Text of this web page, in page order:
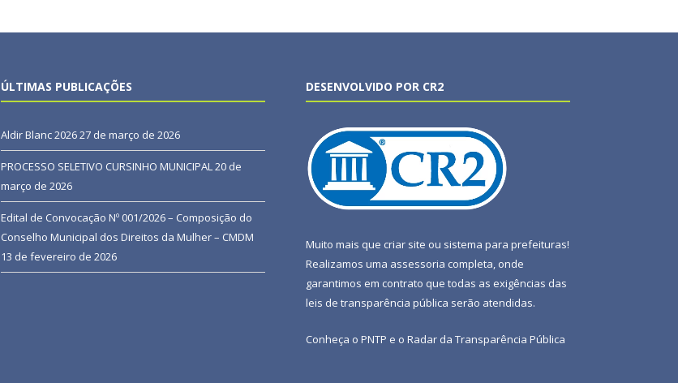
ÚLTIMAS PUBLICAÇÕES
Aldir Blanc 202627 de março de 2026
PROCESSO SELETIVO CURSINHO MUNICIPAL20 de
março de 2026
Edital de Convocação Nº 001/2026 – Composição do
Conselho Municipal dos Direitos da Mulher – CMDM
13 de fevereiro de 2026
DESENVOLVIDO POR CR2
Muito mais que criar site ou sistema para prefeituras!
Realizamos uma assessoria completa, onde
garantimos em contrato que todas as exigências das
leis de transparência pública serão atendidas.
Conheça o PNTP e o Radar da Transparência Pública